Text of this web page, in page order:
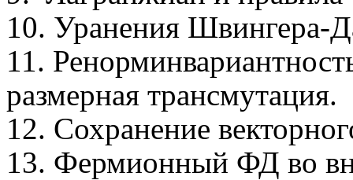
10. Уранения Швингера-
11.
размерная трансмутация.
12. Сохранение
13. Фермионный ФД во